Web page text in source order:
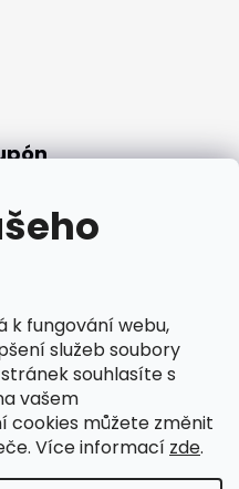
k fungování webu,
služeb soubory
souhlasíte s
vašem
můžete změnit
Více informací zde.